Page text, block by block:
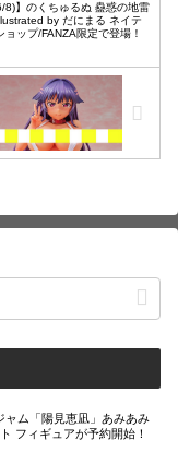
8)】のくちゅるぬ 蠱惑の地雷
by だにまる ネイテ
ップ/FANZA限定で登場！
ャム「陽見恵凪」あみあみ
フィギュアが予約開始！